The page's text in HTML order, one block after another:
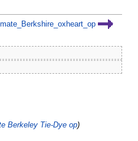
Berkeley Tie-Dye op)